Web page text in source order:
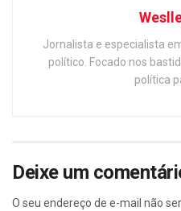
Jornalista e especialista
político. Focado nos
política
Deixe um
O seu endereço de e-mail não